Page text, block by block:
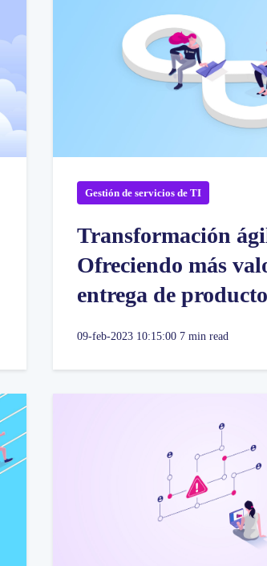
Gestión de servicios de TI
Transformación
Ofreciendo más
entrega de
09-feb-2023 10:15:00 7 min read